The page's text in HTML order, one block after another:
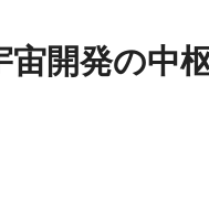
宙開発の中